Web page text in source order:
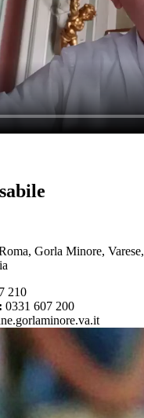
Gorla Minore, Varese,
210
0331 607 200